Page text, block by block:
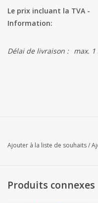
Cadeaux de Pâques
Marques
Le prix incluant la TVA -
Information:
Délai de livraison : max.
Ajouter à la liste de souhaits/
Produits connexes